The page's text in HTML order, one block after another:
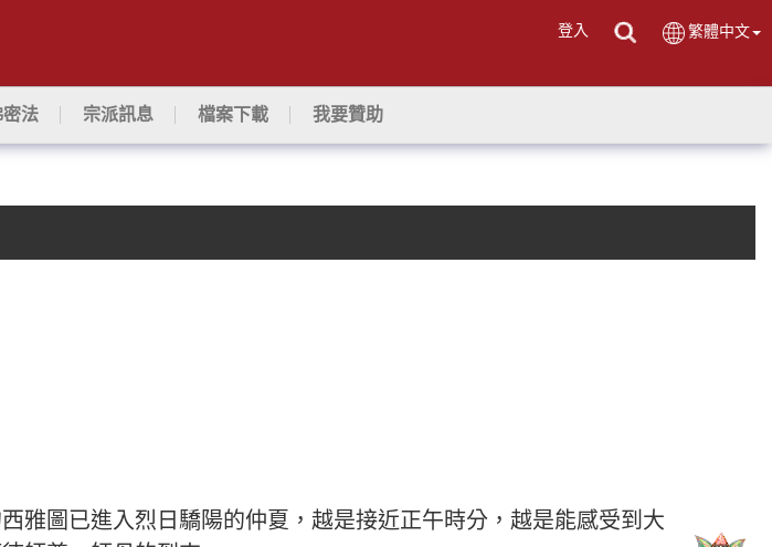
登入 繁體中文
密法 宗派訊息 檔案下載 我要贊助
雅圖已進入烈日驕陽的仲夏，越是接近正午時分，越是能感受到大